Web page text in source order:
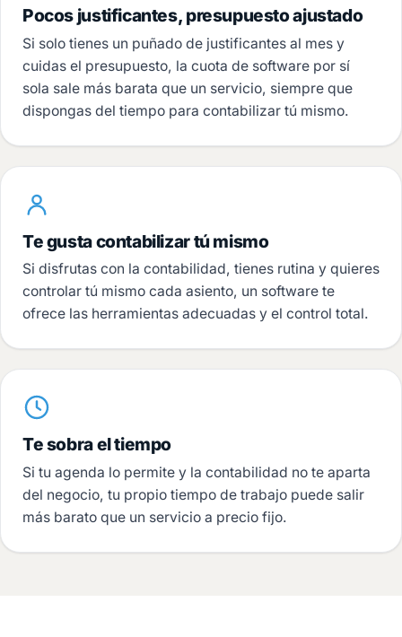
Pocos justificantes, presupuesto ajustado
Si solo tienes un puñado de justificantes al mes y
cuidas el presupuesto, la cuota de software por sí
sola sale más barata que un servicio, siempre que
dispongas del tiempo para contabilizar tú mismo.
Te gusta contabilizar tú mismo
Si disfrutas con la contabilidad, tienes rutina y quieres
controlar tú mismo cada asiento, un software te
ofrece las herramientas adecuadas y el control total.
Te sobra el tiempo
Si tu agenda lo permite y la contabilidad no te aparta
del negocio, tu propio tiempo de trabajo puede salir
más barato que un servicio a precio fijo.